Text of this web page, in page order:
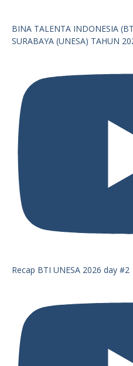
BINA TALENTA INDONESIA
SURABAYA (UNESA) TAHUN
Recap BTI UNESA 2026 day #2